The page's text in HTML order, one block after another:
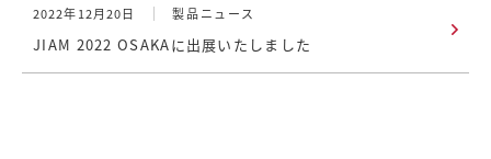
2022年12月20日 製品ニュース
JIAM 2022 OSAKAに出展いたしました